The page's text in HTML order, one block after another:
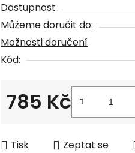
z
5
hvězdiček.
Dostupnost
Můžeme doručit do:
Možnosti doručení
Kód:
785 Kč
Tisk
Zeptat se